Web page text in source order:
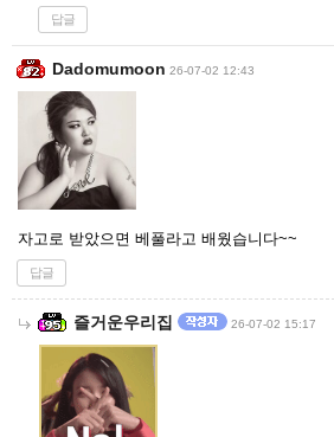
답글
Dadomumoon 26-07-02 12:43
자고로 받았으면 베풀라고 배웠습니다~~
답글
즐거운우리집 26-07-02 15:17